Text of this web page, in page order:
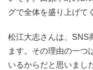
グで全体を盛り上げて
松江大志さんは、SNS
ます。その理由の一つ
いるからだと思いまし